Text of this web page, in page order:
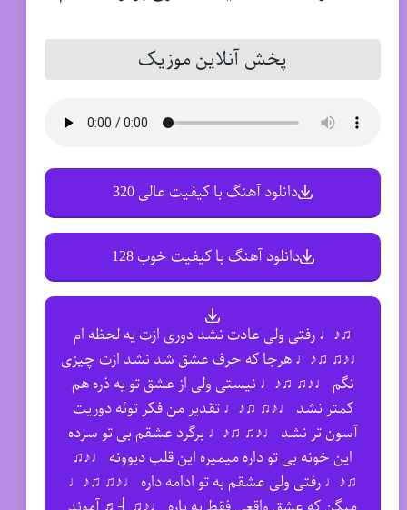
پخش آنلاین موزیک
دانلود آهنگ با کیفیت عالی 320
دانلود آهنگ با کیفیت خوب 128
♫♪♩ رفتی ولی عادت نشد دوری ازت یه لحظه ام
♩♪♫ ♫♪♩ هرجا که حرف عشق شد نشد ازت چیزی
نگم ♩♪♫ ♫♪♩ نیستی ولی از عشق تو یه ذره هم
کمتر نشد ♩♪♫ ♫♪♩ تقدیر من فکر توئه دوریت
آسون تر نشد ♩♪♫ ♫♪♩ برگرد عشقم بی تو سرده
این خونه بی تو داره میمیره این قلب دیوونه ♩♪♫
♫♪♩ رفتی ولی عشقم به تو ادامه داره ♩♪♫ ♫♪♩